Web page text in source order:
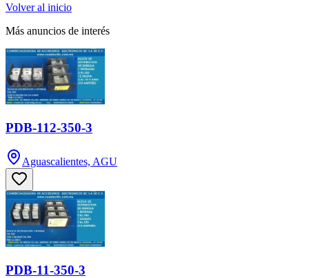
Volver al inicio
Más anuncios de interés
PDB-112-350-3
Aguascalientes, AGU
PDB-11-350-3